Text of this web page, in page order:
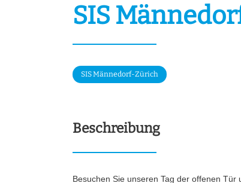
SIS
SIS Männedorf-Zürich
Beschreibung
Besuchen Sie unseren Tag der offenen